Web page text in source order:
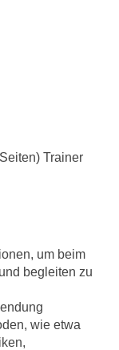
Trainer
um beim
begleiten zu
wie etwa